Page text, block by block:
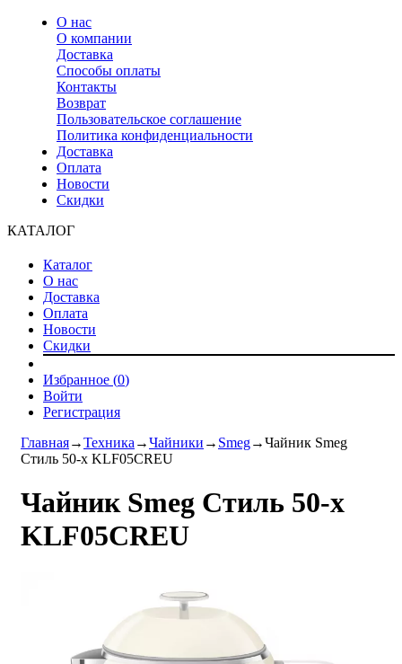
О нас
О компании
Доставка
Способы оплаты
Контакты
Возврат
Пользовательское соглашение
Политика конфиденциальности
Доставка
Оплата
Новости
Скидки
КАТАЛОГ
Каталог
О нас
Доставка
Оплата
Новости
Скидки
Избранное (0)
Войти
Регистрация
Главная→Техника →Чайники → Smeg→Чайник Smeg
Стиль 50-х KLF05CREU
Чайник Smeg Стиль 50-х
KLF05CREU